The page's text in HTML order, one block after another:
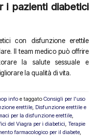
i pazienti diabetici
con disfunzione erettile
Il team medico può offrire
la salute sessuale e
la qualità di vita.
info e taggato Consigli per l'uso
erettile, Disfunzione erettile e
per la disfunzione erettile,
del Viagra per i diabetici Terapie
farmacologico per il diabete